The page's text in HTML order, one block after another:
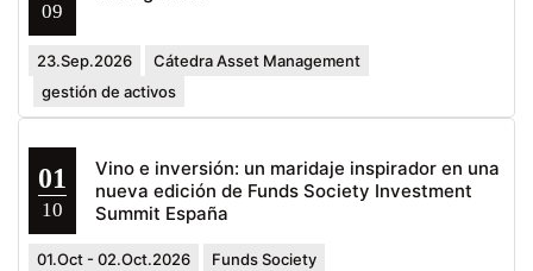
09
23.Sep.2026
Cátedra Asset Management
gestión de activos
01
10
Vino e inversión: un maridaje inspirador en una
nueva edición de Funds Society Investment
Summit España
01.Oct - 02.Oct.2026
Funds Society